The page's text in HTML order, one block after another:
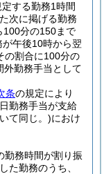
定する勤務1時間
次に掲げる勤務
100分の150まで
午後10時から翌
の割合に100分の
外勤務手当として
条の規定により
勤務手当が支給
て同じ。)におけ
勤務時間が割り振
た勤務のうち、